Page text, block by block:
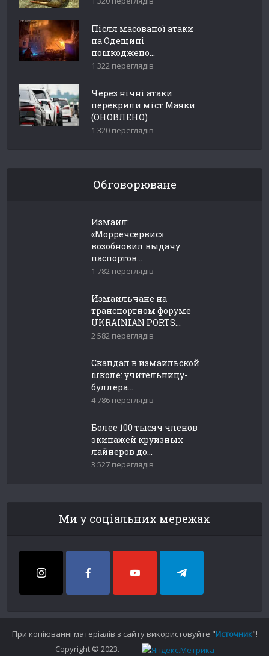
Після масованої атаки
на Одещині
пошкоджено...
1 322 переглядів
Через нічні атаки
перекрили міст Маяки
(ОНОВЛЕНО)
1 320 переглядів
Обговорюване
Измаил:
«Морречсервис»
возобновил выдачу
паспортов...
1 782 переглядів
Измаильчане на
транспортном форуме
UKRAINIAN PORTS...
2 582 переглядів
Скандал в измаильской
школе: учительницу-
буллера...
4 786 переглядів
Более 100 тысяч членов
экипажей круизных
лайнеров до...
3 527 переглядів
Ми у соціальних мережах
При копіюванні матеріалів з сайту використовуйте "Источник"!
Copyright © 2023.